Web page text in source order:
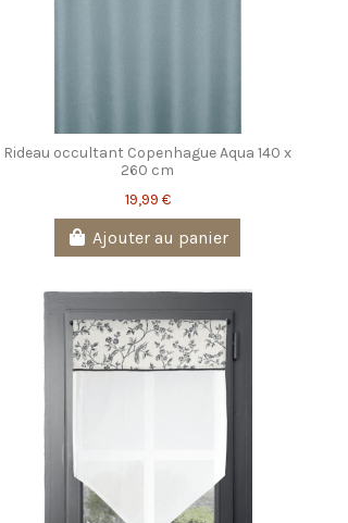
Rideau occultant Copenhague Aqua 140 x
260 cm
19,99 €
Ajouter au panier